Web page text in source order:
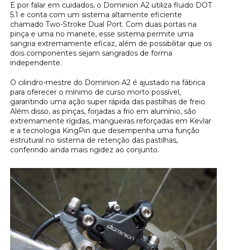
E por falar em cuidados, o Dominion A2 utiliza fluido DOT
5.1 e conta com um sistema altamente eficiente
chamado Two-Stroke Dual Port. Com duas portas na
pinça e uma no manete, esse sistema permite uma
sangria extremamente eficaz, além de possibilitar que os
dois componentes sejam sangrados de forma
independente.
O cilindro-mestre do Dominion A2 é ajustado na fábrica
para oferecer o mínimo de curso morto possível,
garantindo uma ação super rápida das pastilhas de freio.
Além disso, as pinças, forjadas a frio em alumínio, são
extremamente rígidas, mangueiras reforçadas em Kevlar
e a tecnologia KingPin que desempenha uma função
estrutural no sistema de retenção das pastilhas,
conferindo ainda mais rigidez ao conjunto.